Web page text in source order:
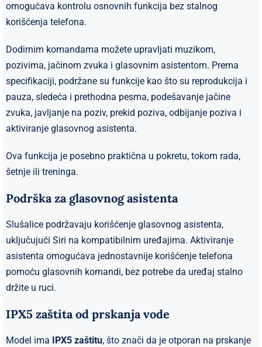
omogućava kontrolu osnovnih funkcija bez stalnog
korišćenja telefona.
Dodirnim komandama možete upravljati muzikom,
pozivima, jačinom zvuka i glasovnim asistentom. Prema
specifikaciji, podržane su funkcije kao što su reprodukcija i
pauza, sledeća i prethodna pesma, podešavanje jačine
zvuka, javljanje na poziv, prekid poziva, odbijanje poziva i
aktiviranje glasovnog asistenta.
Ova funkcija je posebno praktična u pokretu, tokom rada,
šetnje ili treninga.
Podrška za glasovnog asistenta
Slušalice podržavaju korišćenje glasovnog asistenta,
uključujući Siri na kompatibilnim uređajima. Aktiviranje
asistenta omogućava jednostavnije korišćenje telefona
pomoću glasovnih komandi, bez potrebe da uređaj stalno
držite u ruci.
IPX5 zaštita od prskanja vode
Model ima IPX5 zaštitu, što znači da je otporan na prskanje